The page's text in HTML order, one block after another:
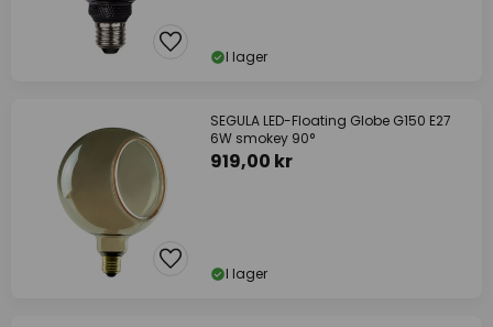
I lager
SEGULA LED-Floating Globe G150 E27
6W smokey 90°
919,00 kr
I lager